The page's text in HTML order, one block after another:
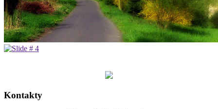
Kontakty